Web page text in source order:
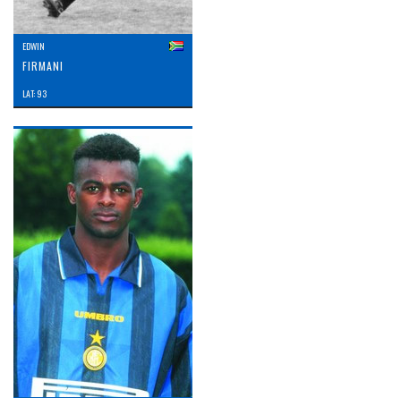
EDWIN
FIRMANI
LAT: 93